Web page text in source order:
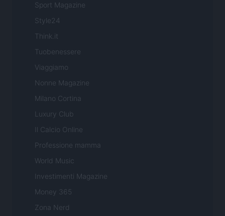
Sport Magazine
Style24
Think.it
Tuobenessere
Viaggiamo
Nonne Magazine
Milano Cortina
Luxury Club
Il Calcio Online
Professione mamma
World Music
Investimenti Magazine
Money 365
Zona Nerd